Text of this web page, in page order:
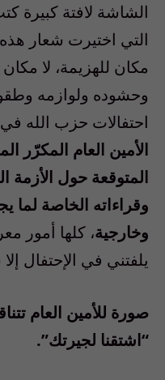
الشاشة لافتة كبيرة
التي اختيرت شعار هذه
مكان للهزيمة، لا
وحشوده ولوازمه
احتفالات حزب الله
الأمين العام المكرّر
المتوقعة حول الأزمة
وقراءاته الخاصة لما
وخارجية، كلها أمور
يلفتني في الإحتفال
صورة للأمين العام
“اشتقنا لجيرتك”.